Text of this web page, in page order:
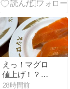
えっ！マグロ
値上げ！？で
も、通っちゃ
28時間前